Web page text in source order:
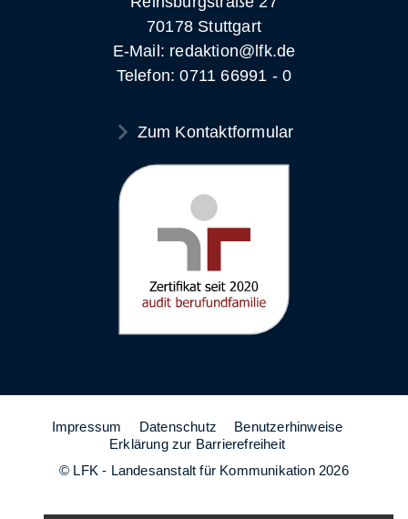
70178 Stuttgart
E-Mail: redaktion@lfk.de
Telefon: 0711 66991 - 0
Zum Kontaktformular
Impressum Datenschutz
Benutzerhinweise
Erklärung zur Barrierefreiheit
© LFK - Landesanstalt für Kommunikation 2026